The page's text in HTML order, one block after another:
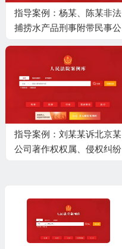
指导案例：杨某、陈某非法
捕捞水产品刑事附带民事公
流修复方式的适用
指导案例：刘某某诉北京某
公司著作权权属、侵权纠纷